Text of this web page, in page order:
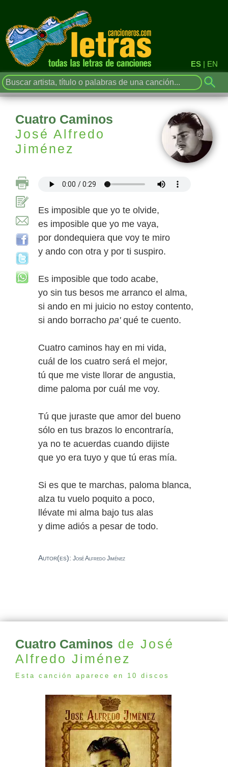
ES | EN
Cuatro Caminos
José Alfredo
Jiménez
Es imposible que yo te olvide,
es imposible que yo me vaya,
por dondequiera que voy te miro
y ando con otra y por ti suspiro.
Es imposible que todo acabe,
yo sin tus besos me arranco el alma,
si ando en mi juicio no estoy contento,
si ando borracho pa'qué te cuento.
Cuatro caminos hay en mi vida,
cuál de los cuatro será el mejor,
tú que me viste llorar de angustia,
dime paloma por cuál me voy.
Tú que juraste que amor del bueno
sólo en tus brazos lo encontraría,
ya no te acuerdas cuando dijiste
que yo era tuyo y que tú eras mía.
Si es que te marchas, paloma blanca,
alza tu vuelo poquito a poco,
llévate mi alma bajo tus alas
y dime adiós a pesar de todo.
Autor(es): José Alfredo Jiménez
Cuatro Caminos de José
Alfredo Jiménez
Esta canción aparece en 10 discos